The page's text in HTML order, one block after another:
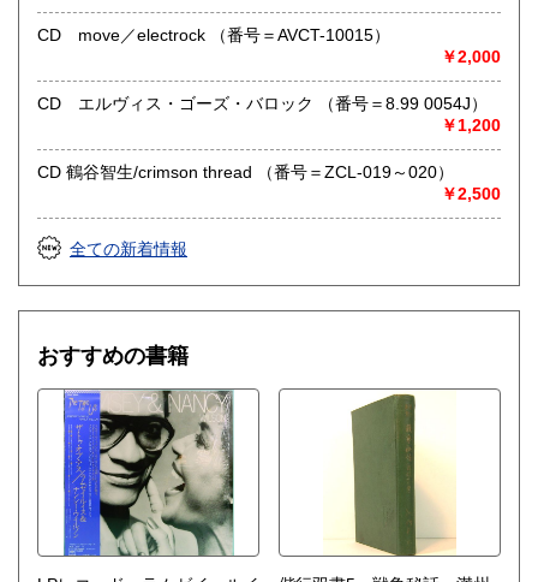
古物商として書籍以外の品々も買取りしています。
お気軽にご相談下さい。
取り扱い分野
社会科学、美術工芸、趣味、外国書、サブカルチャー、古書
アナログ・レコードやCDなどの音楽・音声・映像メディア
CD move／electrock （番号＝AVCT-10015）
￥2,000
CD エルヴィス・ゴーズ・バロック （番号＝8.99 0054J）
￥1,200
CD 鶴谷智生/crimson thread （番号＝ZCL-019～020）
￥2,500
全ての新着情報
おすすめの書籍